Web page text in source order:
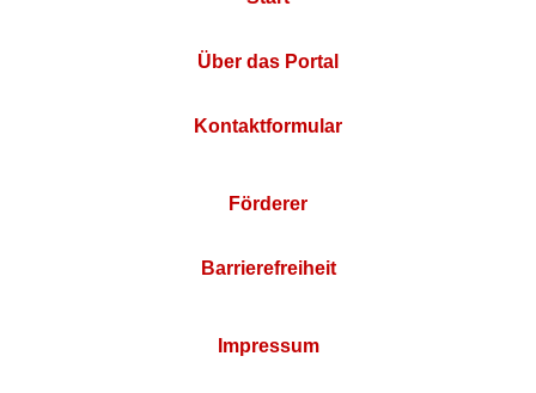
Über das Portal
Kontaktformular
Förderer
Barrierefreiheit
Impressum